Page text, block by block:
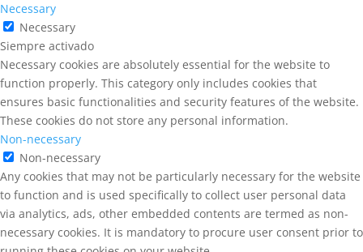
Necessary
Necessary
Siempre activado
Necessary cookies are absolutely essential for the website to
function properly. This category only includes cookies that
ensures basic functionalities and security features of the website.
These cookies do not store any personal information.
Non-necessary
Non-necessary
Any cookies that may not be particularly necessary for the website
to function and is used specifically to collect user personal data
via analytics, ads, other embedded contents are termed as non-
necessary cookies. It is mandatory to procure user consent prior to